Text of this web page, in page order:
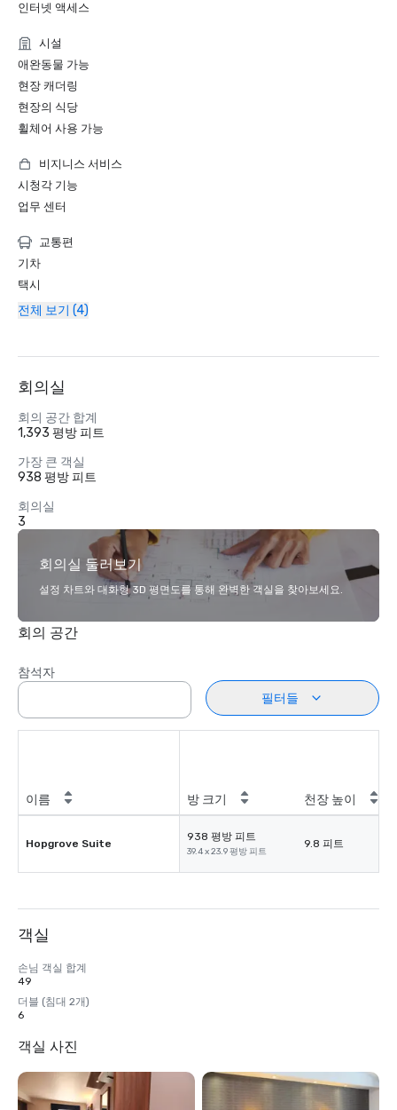
인터넷 액세스
시설
애완동물 가능
현장 캐더링
현장의 식당
휠체어 사용 가능
비지니스 서비스
시청각 기능
업무 센터
교통편
기차
택시
전체 보기 (4)
회의실
회의 공간 합계
1,393 평방 피트
가장 큰 객실
938 평방 피트
회의실
3
회의실 둘러보기
설정 차트와 대화형 3D 평면도를 통해 완벽한 객실을 찾아보세요.
회의 공간
참석자
필터들
이름 방 크기 천장 높이
Hopgrove Suite
938 평방 피트
39.4 x 23.9 평방 피트
9.8 피트
객실
손님 객실 합계
49
더블 (침대 2개)
6
객실 사진